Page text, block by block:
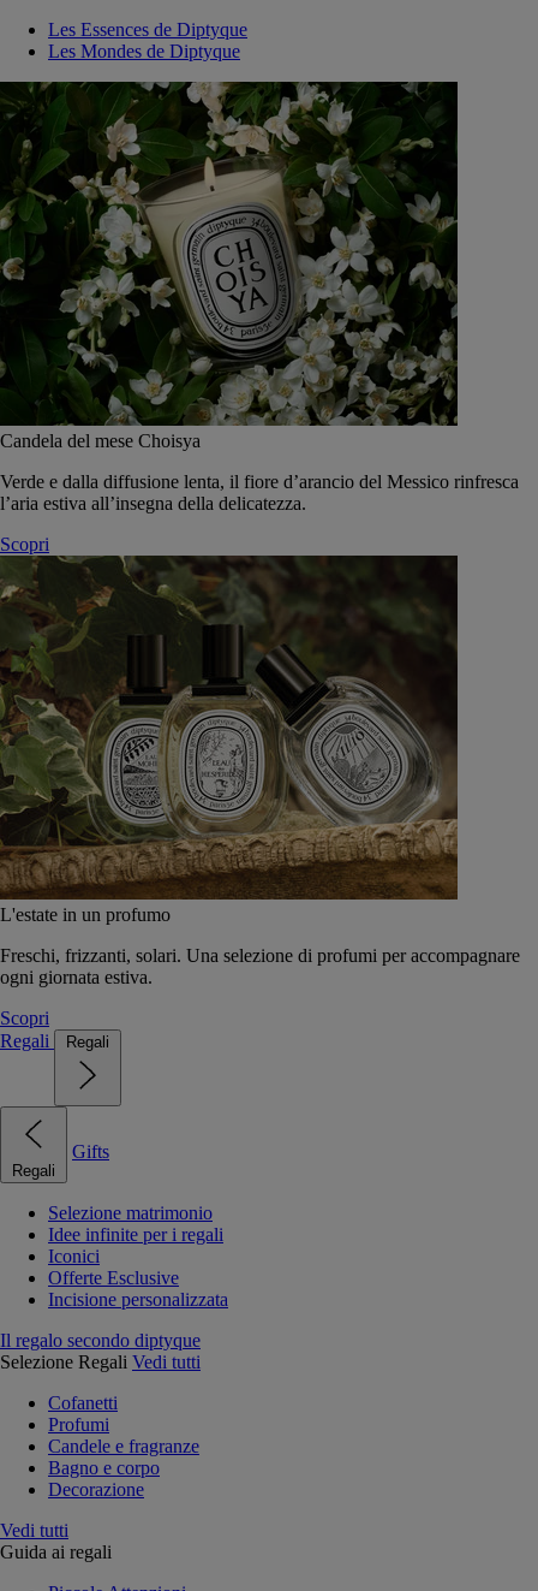
Les Essences de Diptyque
Les Mondes de Diptyque
Candela del mese Choisya
Verde e dalla diffusione lenta, il fiore d’arancio del Messico rinfresca
l’aria estiva all’insegna della delicatezza.
Scopri
L'estate in un profumo
Freschi, frizzanti, solari. Una selezione di profumi per accompagnare
ogni giornata estiva.
Scopri
Regali
Regali
Regali
Gifts
Selezione matrimonio
Idee infinite per i regali
Iconici
Offerte Esclusive
Incisione personalizzata
Il regalo secondo diptyque
Selezione Regali Vedi tutti
Cofanetti
Profumi
Candele e fragranze
Bagno e corpo
Decorazione
Vedi tutti
Guida ai regali